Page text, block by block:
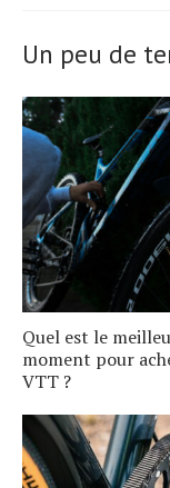
Un peu de
Quel est le
moment pour
VTT ?